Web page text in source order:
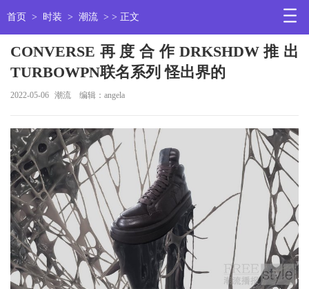
首页 > 时装 > 潮流 > > 正文
CONVERSE再度合作DRKSHDW推出
TURBOWPN联名系列 怪出界的
2022-05-06 潮流 编辑：angela